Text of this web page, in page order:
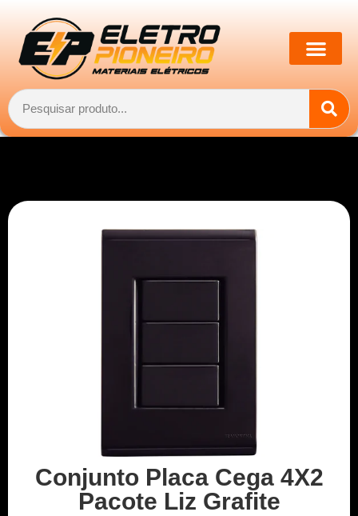
Conjunto Placa Cega 4X2
Pacote Liz Grafite